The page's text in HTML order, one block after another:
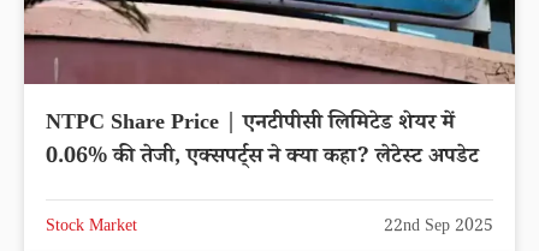
NTPC Share Price | एनटीपीसी लिमिटेड शेयर में
0.06% की तेजी, एक्सपर्ट्स ने क्या कहा? लेटेस्ट अपडेट
Stock Market 22nd Sep 2025